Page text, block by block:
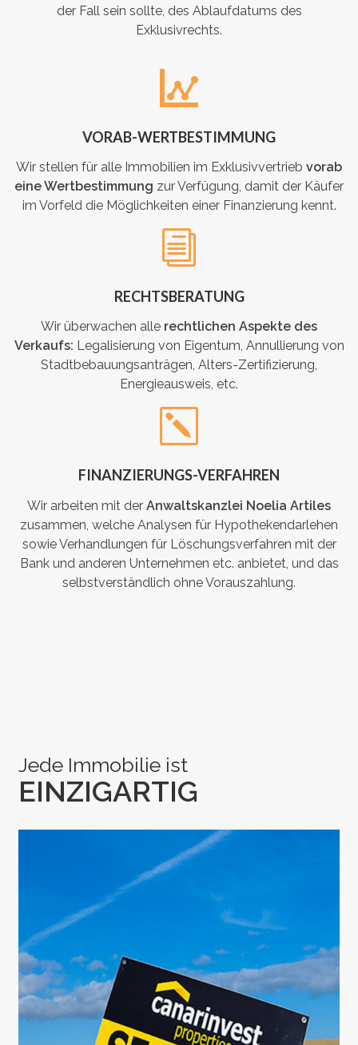
der Fall sein sollte, des Ablaufdatums des
Exklusivrechts.
VORAB-WERTBESTIMMUNG
Wir stellen für alle Immobilien im Exklusivvertrieb vorab
eine Wertbestimmung zur Verfügung, damit der Käufer
im Vorfeld die Möglichkeiten einer Finanzierung kennt.
RECHTSBERATUNG
Wir überwachen alle rechtlichen Aspekte des
Verkaufs: Legalisierung von Eigentum, Annullierung von
Stadtbebauungsanträgen, Alters-Zertifizierung,
Energieausweis, etc.
FINANZIERUNGS-VERFAHREN
Wir arbeiten mit der Anwaltskanzlei Noelia Artiles
zusammen, welche Analysen für Hypothekendarlehen
sowie Verhandlungen für Löschungsverfahren mit der
Bank und anderen Unternehmen etc. anbietet, und das
selbstverständlich ohne Vorauszahlung.
Jede Immobilie ist
EINZIGARTIG